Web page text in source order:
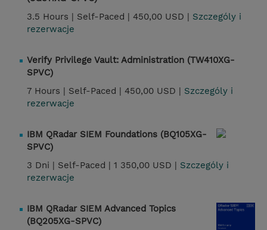
3.5 Hours | Self-Paced | 450,00 USD | Szczególy i
rezerwacje
Verify Privilege Vault: Administration (TW410XG-
SPVC)
7 Hours | Self-Paced | 450,00 USD | Szczególy i
rezerwacje
IBM QRadar SIEM Foundations (BQ105XG-
SPVC)
3 Dni | Self-Paced | 1 350,00 USD | Szczególy i
rezerwacje
IBM QRadar SIEM Advanced Topics
(BQ205XG-SPVC)